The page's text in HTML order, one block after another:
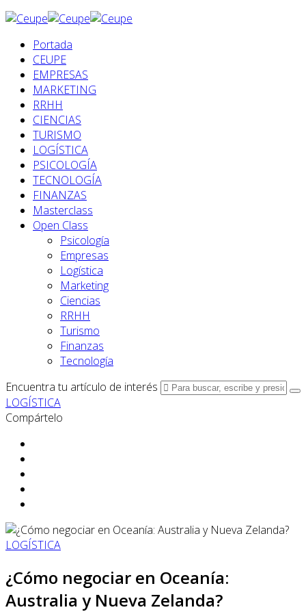
Portada
CEUPE
EMPRESAS
MARKETING
RRHH
CIENCIAS
TURISMO
LOGÍSTICA
PSICOLOGÍA
TECNOLOGÍA
FINANZAS
Masterclass
Open Class
Psicología
Empresas
Logística
Marketing
Ciencias
RRHH
Turismo
Finanzas
Tecnología
Encuentra tu artículo de interés
LOGÍSTICA
Compártelo
LOGÍSTICA
¿Cómo negociar en Oceanía:
Australia y Nueva Zelanda?